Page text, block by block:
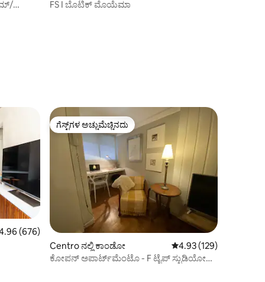
FS I ಬೊಟಿಕ್ ಮೊಯೆಮಾ
4.96 ಸರಾಸರಿ ರೇಟಿಂಗ್, 676 ವಿಮರ್ಶೆಗಳು
(676)
ಗೆಸ್ಟ್‌ಗಳ ಅಚ್ಚುಮೆಚ್ಚಿನದು
ಗೆಸ್ಟ್‌ಗಳ ಅಚ್ಚುಮೆಚ್ಚಿನದು
Centro ನಲ್ಲಿ ಕಾಂಡೋ 5 ರಲ್ಲಿ 4.93 ಸರಾಸರಿ
4.93 (129)
ಕೋಪನ್ ಅಪಾರ್ಟ್‌ಮೆಂಟೊ - F ಟೈಪ್ ಸ್ಟುಡಿಯೋ